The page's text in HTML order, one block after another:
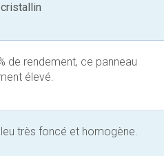
de rendement, ce panneau
élevé.
très foncé et homogène.